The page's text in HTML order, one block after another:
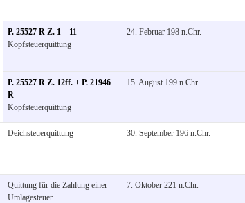
P. 25527 R Z. 1 – 11
Kopfsteuerquittung
24. Februar 198 n.Chr.
P. 25527 R Z. 12ff. + P. 21946
R
Kopfsteuerquittung
15. August 199 n.Chr.
Deichsteuerquittung 30. September 196 n.Chr.
Quittung für die Zahlung einer
Umlagesteuer
7. Oktober 221 n.Chr.